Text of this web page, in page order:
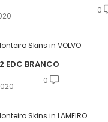
0
Skins VOLVO
EDC BRANCO
0
Skins LAMEIRO